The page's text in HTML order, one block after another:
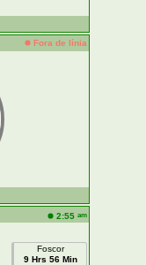
Fora de línia
2:55 am
Foscor
9 Hrs 56 Min